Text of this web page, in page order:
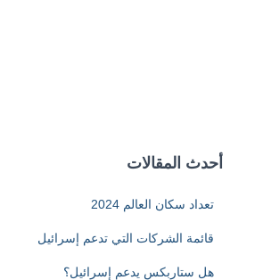
أحدث المقالات
تعداد سكان العالم 2024
قائمة الشركات التي تدعم إسرائيل
هل ستاربكس يدعم إسرائيل؟